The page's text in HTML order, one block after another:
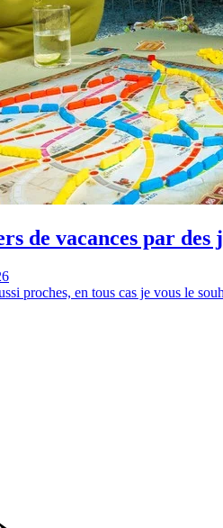
de vacances par des
proches, en tous cas je vous le